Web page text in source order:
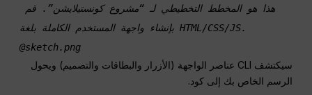
بإنشاء واجهة المستخدم الكاملة بلغة HTML/CSS/JS.
@sketch.png
سيكتشف CLI عناصر الواجهة (الأزرار والبطاقات والتصميم) ويحول
الرسم الخاص بك إلى كود.